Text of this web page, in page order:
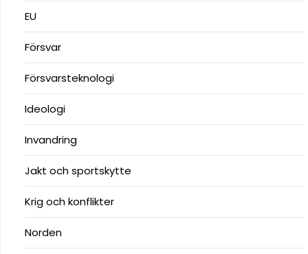
EU
Försvar
Försvarsteknologi
Ideologi
Invandring
Jakt och sportskytte
Krig och konflikter
Norden